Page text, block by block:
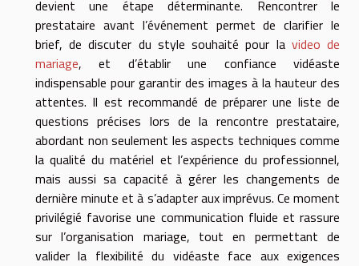
devient une étape déterminante. Rencontrer le
prestataire avant l’événement permet de clarifier le
brief, de discuter du style souhaité pour la video de
mariage, et d’établir une confiance vidéaste
indispensable pour garantir des images à la hauteur des
attentes. Il est recommandé de préparer une liste de
questions précises lors de la rencontre prestataire,
abordant non seulement les aspects techniques comme
la qualité du matériel et l’expérience du professionnel,
mais aussi sa capacité à gérer les changements de
dernière minute et à s’adapter aux imprévus. Ce moment
privilégié favorise une communication fluide et rassure
sur l’organisation mariage, tout en permettant de
valider la flexibilité du vidéaste face aux exigences